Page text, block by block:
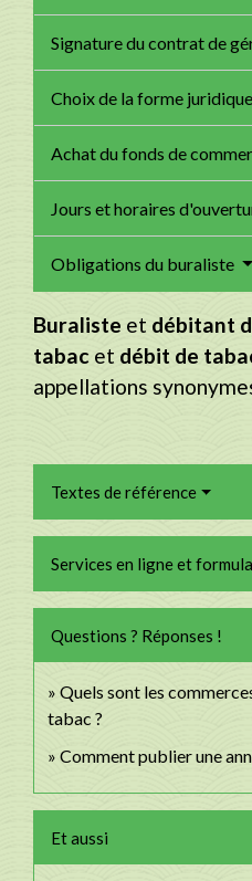
Signature du contrat de
Choix de la forme
Achat du fonds de
Jours et horaires
Obligations du buraliste
Buraliste et débitant
tabac et débit de
appellations
Textes de référence
Services en ligne et
Questions ? Réponses !
Quels sont les
tabac ?
Comment publier une
Et aussi